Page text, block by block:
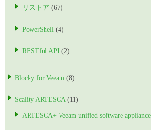
リストア (67)
PowerShell (4)
RESTful API (2)
Blocky for Veeam (8)
Scality ARTESCA (11)
ARTESCA+ Veeam unified software appliance